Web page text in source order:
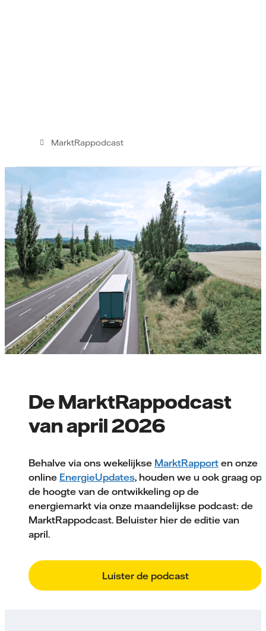
MarktRappodcast
De MarktRappodcast
van april 2026
Behalve via ons wekelijkse MarktRapporten onze
online EnergieUpdates, houden we u ook graag op
de hoogte van de ontwikkeling op de
energiemarkt via onze maandelijkse podcast: de
MarktRappodcast. Beluister hier de editie van
april.
Luister de podcast